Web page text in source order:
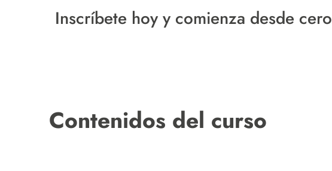
Inscríbete hoy y comienza desde cero
Contenidos del curso